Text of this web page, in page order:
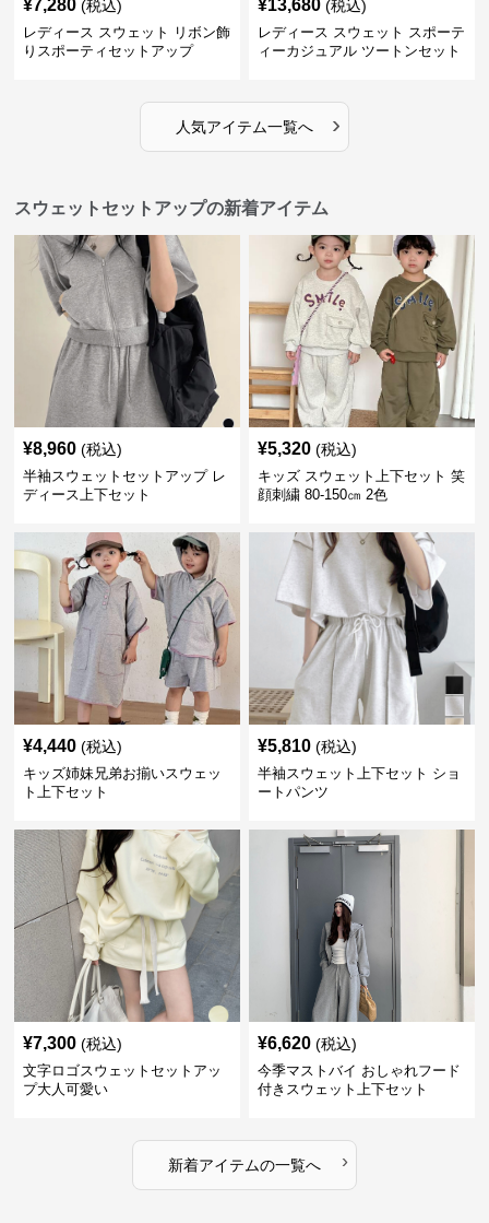
¥7,280 (税込)
レディース スウェット リボン飾
りスポーティセットアップ
¥13,680 (税込)
レディース スウェット スポーテ
ィーカジュアル ツートンセット
人気アイテム一覧へ ›
スウェットセットアップの新着アイテム
¥8,960 (税込)
半袖スウェットセットアップ レ
ディース上下セット
¥5,320 (税込)
キッズ スウェット上下セット 笑
顔刺繍 80-150㎝ 2色
¥4,440 (税込)
キッズ姉妹兄弟お揃いスウェッ
ト上下セット
¥5,810 (税込)
半袖スウェット上下セット ショ
ートパンツ
¥7,300 (税込)
文字ロゴスウェットセットアッ
プ大人可愛い
¥6,620 (税込)
今季マストバイ おしゃれフード
付きスウェット上下セット
新着アイテムの一覧へ ›